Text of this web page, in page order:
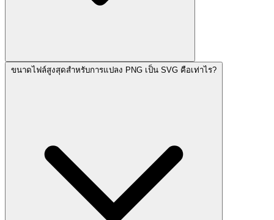
ขนาดไฟล์สูงสุดสำหรับการแปลง PNG เป็น SVG คือเท่าไร?